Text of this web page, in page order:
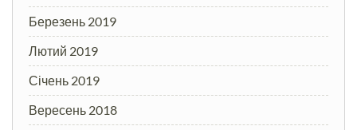
Березень 2019
Лютий 2019
Січень 2019
Вересень 2018